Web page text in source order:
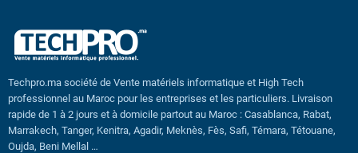
Techpro.ma société de Vente matériels informatique et High Tech
professionnel au Maroc pour les entreprises et les particuliers. Livraison
rapide de 1 à 2 jours et à domicile partout au Maroc : Casablanca, Rabat,
Marrakech, Tanger, Kenitra, Agadir, Meknès, Fès, Safi, Témara, Tétouane,
Oujda, Beni Mellal …